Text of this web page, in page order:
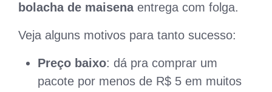
bolacha de maisenaentrega com folga.
Veja alguns motivos para tanto sucesso:
Preço baixo: dá pra comprar um
pacote por menos de R$ 5 em muitos